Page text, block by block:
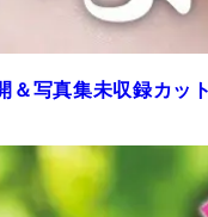
＆写真集未収録カッ